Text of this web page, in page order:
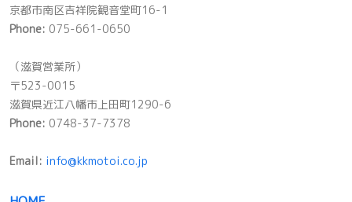
京都市南区吉祥院観音堂町16-1
Phone: 075-661-0650
（滋賀営業所）
〒523-0015
滋賀県近江八幡市上田町1290-6
Phone: 0748-37-7378
Email: info@kkmotoi.co.jp